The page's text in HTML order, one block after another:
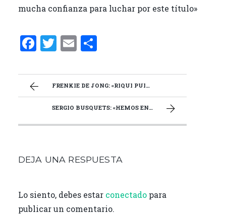
mucha confianza para luchar por este título»
F
ce
b
o
T
it
te
r
E
ai
l
C
m
p
ar
ti
FRENKIE DE JONG: «RIQUI PUIG ESTÁ PREPARADO PARA SER TITULAR»
SERGIO BUSQUETS: «HEMOS ENTRENADO MÁS DÍAS DE LO QUE ESTÁBAMOS ACOSTUMBRADOS»
DEJA UNA RESPUESTA
Lo siento, debes estar conectadopara
publicar un comentario.